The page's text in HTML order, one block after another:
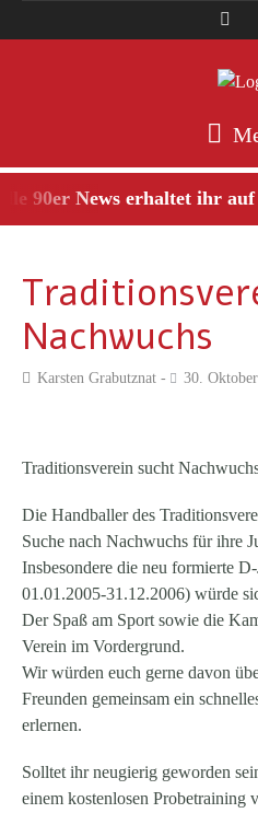
90er News erhaltet ihr auf
Nachwuchs
Karsten Grabutznat 30.
Traditionsverein sucht
Die Handballer des
Suche nach Nachwuchs für ihre
Insbesondere die neu formierte
01.01.2005-31.12.2006) würde
Der Spaß am Sport sowie die
Verein im Vordergrund.
Wir würden euch gerne davon
Freunden gemeinsam ein
erlernen.
Solltet ihr neugierig geworden
einem kostenlosen Probetraining